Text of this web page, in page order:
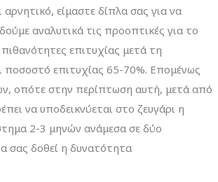
είμαστε δίπλα σας για να
αναλυτικά τις προοπτικές για το
πιθανότητες επιτυχίας μετά τη
επιτυχίας 65-70%. Επομένως
οπότε στην περίπτωση αυτή, μετά από
να υποδεικνύεται στο ζευγάρι η
2-3 μηνών ανάμεσα σε δύο
σας δοθεί η δυνατότητα